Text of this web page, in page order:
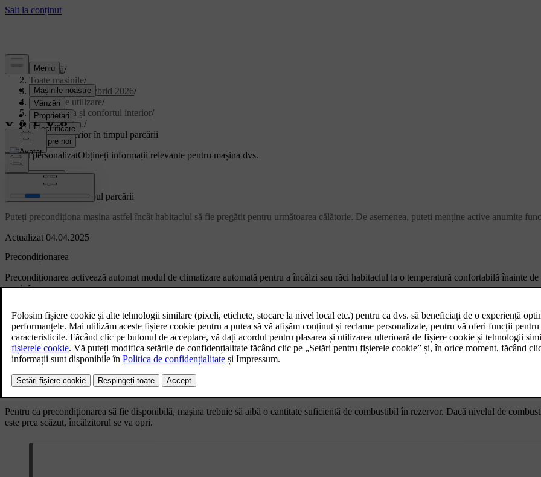
Asistență/
Toate mașinile/
XC90 Plug-in Hybrid 2026/
Manual de utilizare/
Climatizarea și confortul interior/
climatizarea./
Climatul interior în timpul parcării
Suport personalizatObțineți informații relevante pentru mașina dvs.
Conectează-te
Actualizat 04.04.2025
Climatul interior în timpul parcării
Puteți precondiționa mașina astfel încât habitaclul să fie pregătit pentru următoarea călătorie. De asemenea, puteți menține active anumite
Precondiționarea
Precondiționarea activează automat modul de climatizare automată pentru a încălzi sau răci habitaclul la o temperatură confortabilă înainte
mașină.
Puteți programa temporizatoare unice sau repetitive pentru precondiționare, pe afișajul central sau din aplicația mobilă a mașinii.
dezactivează automat la atingerea orei programate sau când porniți de pe loc.
De asemenea, puteți începe precondiționarea fără să programați un cronometru. Acest lucru poate fi făcut pe afișajul central sau prin
Pentru a fi disponibilă precondiționarea, bateria de propulsie trebuie să fie încărcată suficient. Dacă precondiționarea este pornită și mașina
pentru încărcare, autonomia mașinii va fi afectată.
Pentru ca precondiționarea să fie disponibilă, mașina trebuie să aibă o cantitate suficientă de combustibil în rezervor. Dacă nivelul de
este prea scăzut, încălzitorul se va opri.